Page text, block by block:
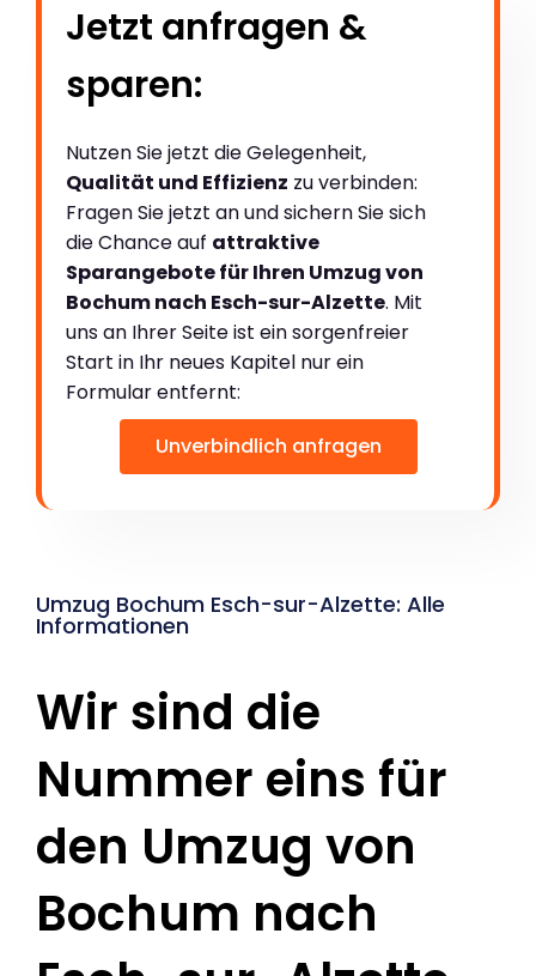
Jetzt anfragen &
sparen:
Nutzen Sie jetzt die Gelegenheit,
Qualität und Effizienz zu verbinden:
Fragen Sie jetzt an und sichern Sie sich
die Chance auf attraktive
Sparangebote für Ihren Umzug von
Bochum nach Esch-sur-Alzette. Mit
uns an Ihrer Seite ist ein sorgenfreier
Start in Ihr neues Kapitel nur ein
Formular entfernt:
Unverbindlich anfragen
Umzug Bochum Esch-sur-Alzette: Alle
Informationen
Wir sind die
Nummer eins für
den Umzug von
Bochum nach